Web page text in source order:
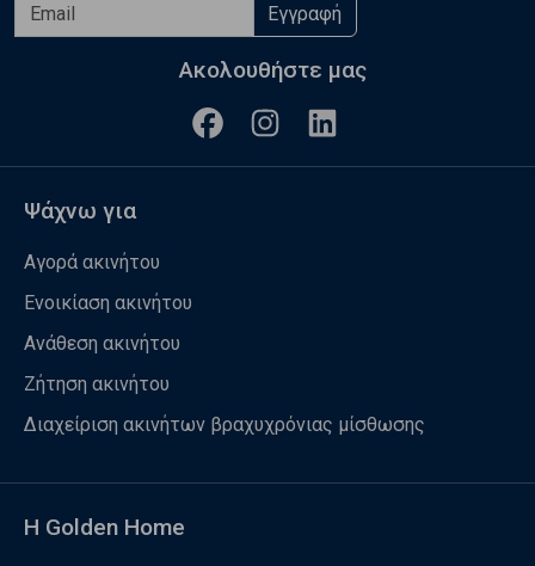
Εγγραφή
Ακολουθήστε μας
Ψάχνω για
Αγορά ακινήτου
Ενοικίαση ακινήτου
Ανάθεση ακινήτου
Ζήτηση ακινήτου
Διαχείριση ακινήτων βραχυχρόνιας μίσθωσης
Η Golden Home